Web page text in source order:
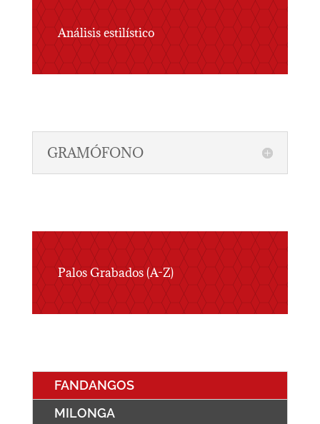
Análisis estilístico
GRAMÓFONO
Palos Grabados (A-Z)
FANDANGOS
MILONGA